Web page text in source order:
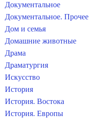
Документальное
Документальное. Прочее
Дом и семья
Домашние животные
Драма
Драматургия
Искусство
История
История. Востока
История. Европы